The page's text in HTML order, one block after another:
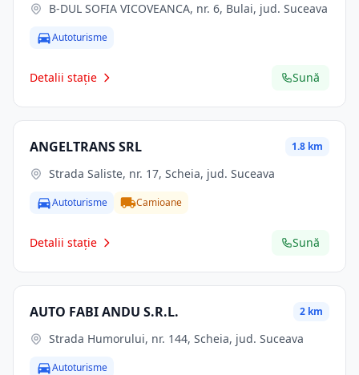
B-DUL SOFIA VICOVEANCA, nr. 6, Bulai, jud. Suceava
Autoturisme
Detalii stație Sună
ANGELTRANS SRL 1.8 km
Strada Saliste, nr. 17, Scheia, jud. Suceava
Autoturisme Camioane
Detalii stație Sună
AUTO FABI ANDU S.R.L. 2 km
Strada Humorului, nr. 144, Scheia, jud. Suceava
Autoturisme